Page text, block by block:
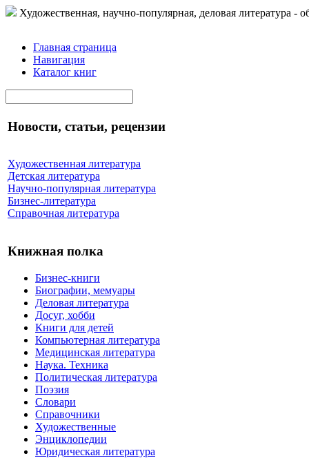
Художественная, научно-популярная, деловая литература -
Главная страница
Навигация
Каталог книг
Новости, статьи, рецензии
Художественная литература
Детская литература
Научно-популярная литература
Бизнес-литература
Справочная литература
Книжная полка
Бизнес-книги
Биографии, мемуары
Деловая литература
Досуг, хобби
Книги для детей
Компьютерная литература
Медицинская литература
Наука. Техника
Политическая литература
Поэзия
Словари
Справочники
Художественные
Энциклопедии
Юридическая литература